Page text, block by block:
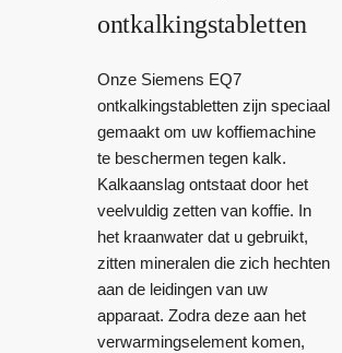
ontkalkingstabletten
Onze Siemens EQ7
ontkalkingstabletten zijn speciaal
gemaakt om uw koffiemachine
te beschermen tegen kalk.
Kalkaanslag ontstaat door het
veelvuldig zetten van koffie. In
het kraanwater dat u gebruikt,
zitten mineralen die zich hechten
aan de leidingen van uw
apparaat. Zodra deze aan het
verwarmingselement komen,